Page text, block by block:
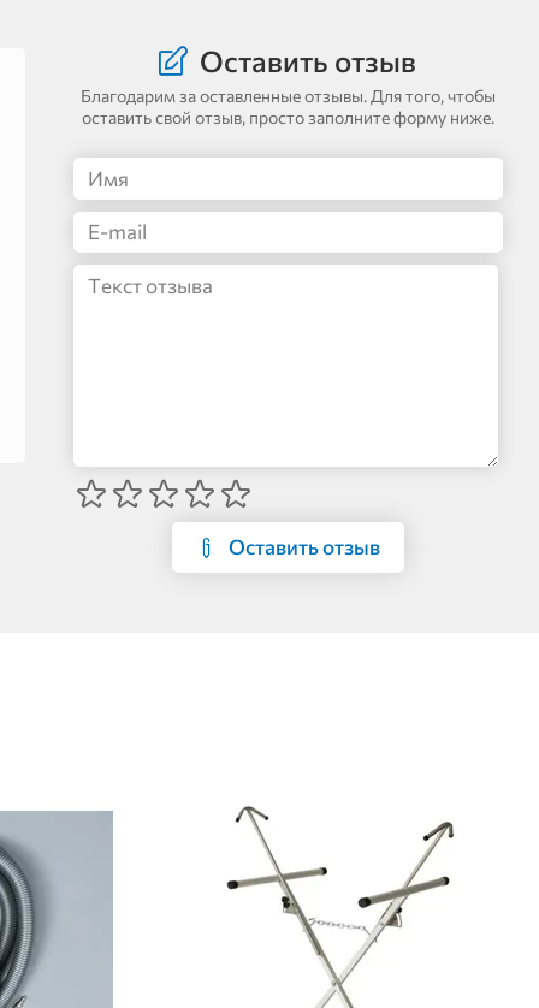
Оставить отзыв
Благодарим за оставленные отзывы. Для того, чтобы
оставить свой отзыв, просто заполните форму ниже.
Оставить отзыв